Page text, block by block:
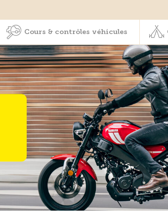
Cours & contrôles véhicules